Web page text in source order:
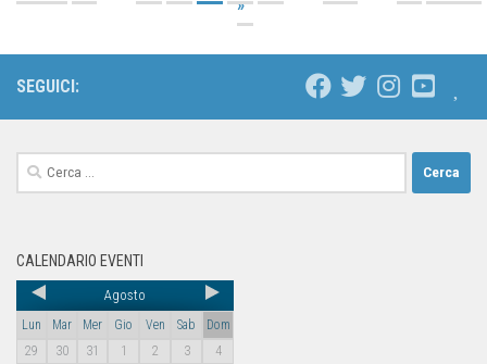
»
SEGUICI:
CALENDARIO EVENTI
Agosto
Lun Mar Mer Gio Ven Sab
Dom
29
30 31 1 2 3
4